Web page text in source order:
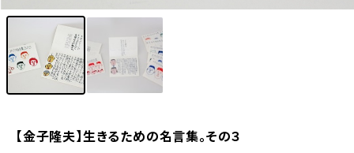
【金子隆夫】生きるための名言集。その３